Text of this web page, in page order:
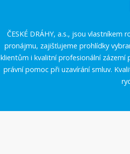
ČESKÉ DRÁHY, a.s., jsou
pronájmu, zajišťujeme prohlídky
klientům i kvalitní profesionální
právní pomoc při uzavírání smluv.